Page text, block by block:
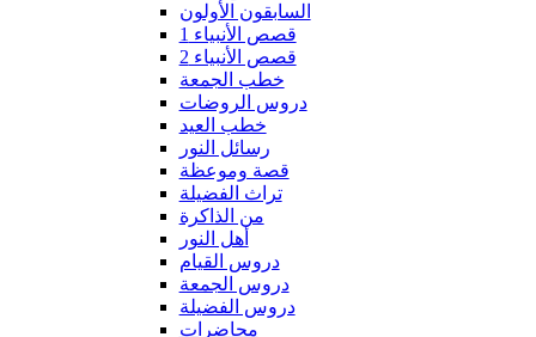
السابقون الأولون
قصص الأنبياء 1
قصص الأنبياء 2
خطب الجمعة
دروس الروضات
خطب العيد
رسائل النور
قصة وموعظة
تراث الفضيلة
من الذاكرة
أهل النور
دروس القيام
دروس الجمعة
دروس الفضيلة
محاضرات